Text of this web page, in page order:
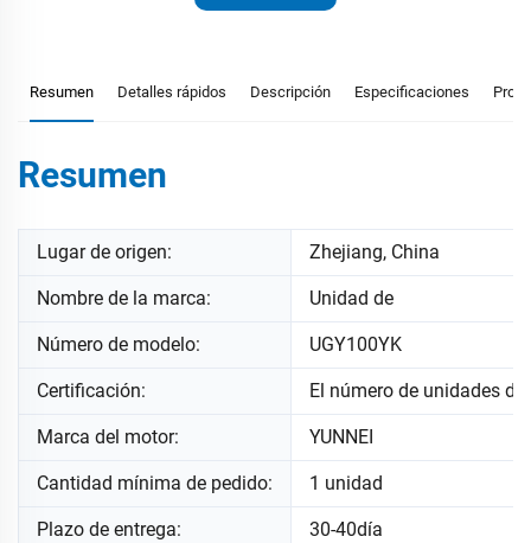
Resumen Detalles rápidos Descripción Especificaciones
Resumen
Lugar de origen: Zhejiang, China
Nombre de la marca: Unidad de
Número de modelo: UGY100YK
Certificación: El número de unidades
Marca del motor: YUNNEI
Cantidad mínima de pedido: 1 unidad
Plazo de entrega: 30-40día